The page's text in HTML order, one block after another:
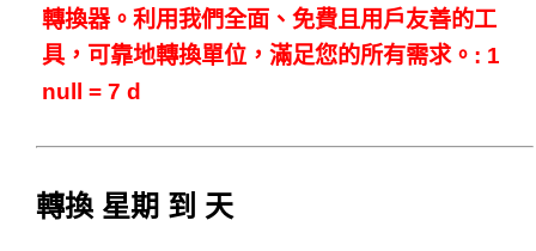
轉換器。利用我們全面、免費且用戶友善的工
具，可靠地轉換單位，滿足您的所有需求。: 1
null = 7 d
轉換 星期 到 天